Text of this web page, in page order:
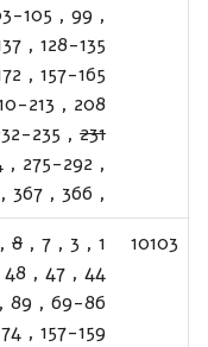
,
99
,
105
128-135
,
157-165
,
208
,
213
231
,
235
,
275-292
,
,
366
,
367
,
10103
1
,
3
,
7
,
8
,
44
,
47
,
48
69-86
,
89
,
157-159
,